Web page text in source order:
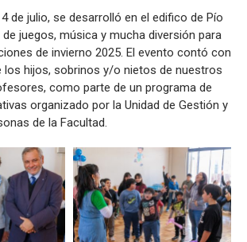
de julio, se desarrolló en el edifico de Pío
juegos, música y mucha diversión para
de invierno 2025. El evento contó con
los hijos, sobrinos y/o nietos de nuestros
como parte de un programa de
organizado por la Unidad de Gestión y
de la Facultad.
Zoom